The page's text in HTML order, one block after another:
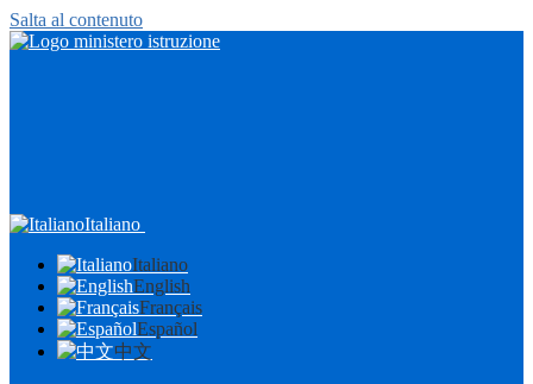
Salta al contenuto
Italiano
Italiano
English
Français
Español
中文